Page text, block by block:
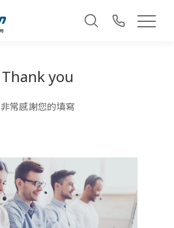
Thank you
非常感謝您的填寫